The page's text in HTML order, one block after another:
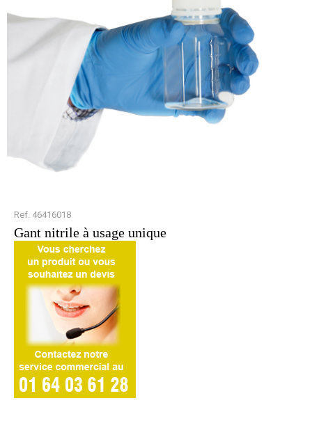
Ref. 46416018
Gant nitrile à usage unique